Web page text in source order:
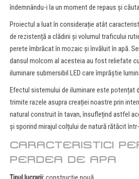
îndemnându-i la un moment de repaus și
Proiectul a luat în considerație atât
de rezistență a clădirii și volumul traficului
perete îmbrăcat în mozaic și învăluit în apă.
dansul molcom al acesteia au fost reliefate
iluminare submersibil LED care împrăștie
Efectul sistemului de iluminare este potențat
trimite razele asupra creației noastre prin
natural construit în tavan, însuflețind astfel
și sporind mirajul colțului de natură rătăcit
CARACTERISTICI
PERDEA DE APA